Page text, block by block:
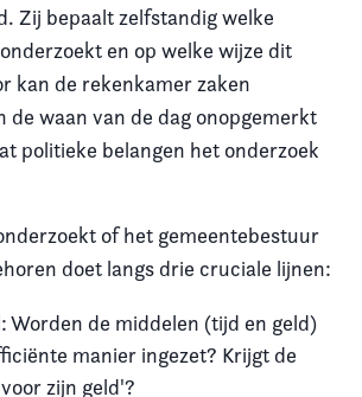
Zij bepaalt zelfstandig welke
en op welke wijze dit
kan de rekenkamer zaken
de waan van de dag onopgemerkt
politieke belangen het onderzoek
of het gemeentebestuur
doet langs drie cruciale lijnen:
: Worden de middelen (tijd en geld)
manier ingezet? Krijgt de
zijn geld'?